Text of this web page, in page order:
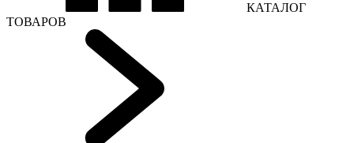
КАТАЛОГ
ТОВАРОВ